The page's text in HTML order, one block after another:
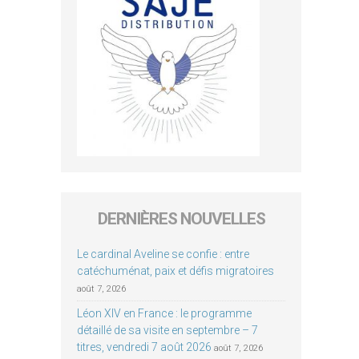
DERNIÈRES NOUVELLES
Le cardinal Aveline se confie : entre
catéchuménat, paix et défis migratoires
août 7, 2026
Léon XIV en France : le programme
détaillé de sa visite en septembre – 7
titres, vendredi 7 août 2026 août 7, 2026